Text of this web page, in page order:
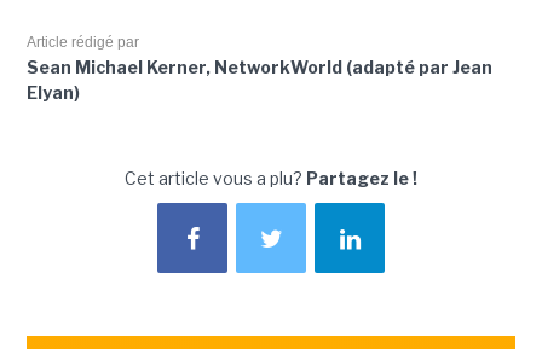
Article rédigé par
Sean Michael Kerner, NetworkWorld (adapté par Jean
Elyan)
Cet article vous a plu? Partagez le !